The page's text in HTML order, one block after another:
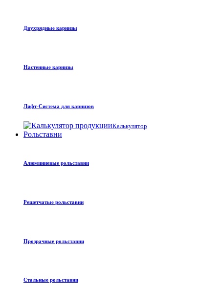
Двухрядные карнизы
Настенные карнизы
Лифт-Система для карнизов
Калькулятор
Рольставни
Алюминиевые рольставни
Решетчатые рольставни
Прозрачные рольставни
Стальные рольставни